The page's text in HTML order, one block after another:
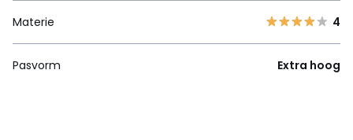
Materie 4
Pasvorm Extra hoog